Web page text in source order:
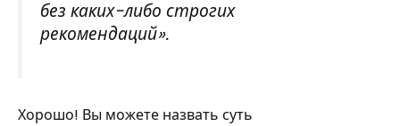
без каких-либо строгих
рекомендаций».
Хорошо! Вы можете назвать суть